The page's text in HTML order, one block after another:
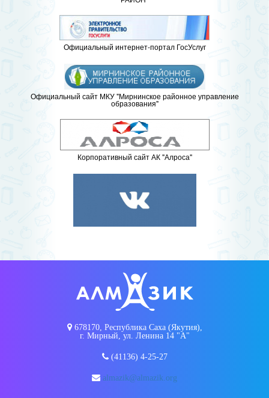
Официальный интернет-портал ГосУслуг
Официальный сайт МКУ "Мирнинское районное управление
образования"
Корпоративный сайт АК "Алроса"
678170, Республика Саха (Якутия),
г. Мирный, ул. Ленина 14 "А"
(41136) 4-25-27
almazik@almazik.org